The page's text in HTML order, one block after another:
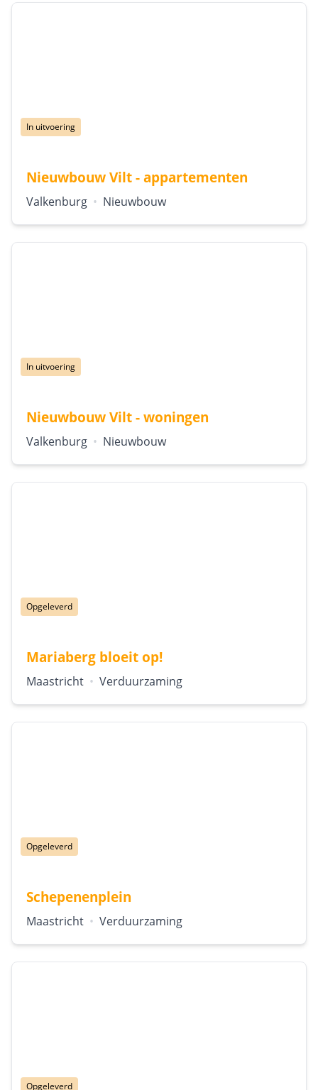
Status:
In uitvoering
Nieuwbouw Vilt - appartementen
Locatie:
Valkenburg • Type:
Nieuwbouw
Status:
In uitvoering
Nieuwbouw Vilt - woningen
Locatie:
Valkenburg • Type:
Nieuwbouw
Status:
Opgeleverd
Mariaberg bloeit op!
Locatie:
Maastricht • Type:
Verduurzaming
Status:
Opgeleverd
Schepenenplein
Locatie:
Maastricht • Type:
Verduurzaming
Status:
Opgeleverd